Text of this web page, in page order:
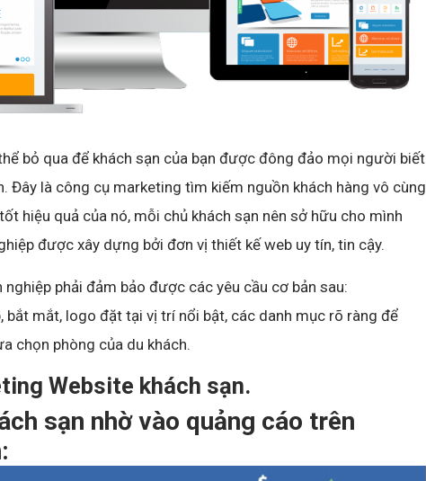
bỏ qua để khách sạn của bạn được đông đảo mọi người biết
Đây là công cụ marketing tìm kiếm nguồn khách hàng vô cùng
hiệu quả của nó, mỗi chủ khách sạn nên sở hữu cho mình
được xây dựng bởi đơn vị thiết kế web uy tín, tin cậy.
phải đảm bảo được các yêu cầu cơ bản sau:
bắt mắt, logo đặt tại vị trí nổi bật, các danh mục rõ ràng để
chọn phòng của du khách.
Website khách sạn.
sạn nhờ vào quảng cáo trên